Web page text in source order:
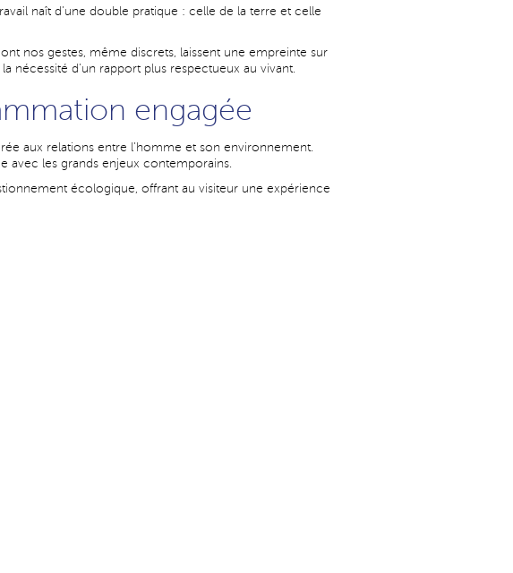
naît d’une double pratique : celle de la terre et celle
nos gestes, même discrets, laissent une empreinte sur
nécessité d’un rapport plus respectueux au vivant.
engagée
aux relations entre l’homme et son environnement.
avec les grands enjeux contemporains.
écologique, offrant au visiteur une expérience